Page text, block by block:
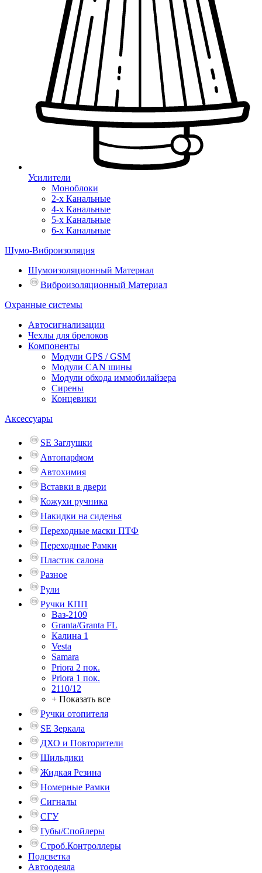
Усилители
Моноблоки
2-х Канальные
4-х Канальные
5-х Канальные
6-х Канальные
Шумо-Виброизоляция
Шумоизоляционный Материал
Виброизоляционный Материал
Охранные системы
Автосигнализации
Чехлы для брелоков
Компоненты
Модули GPS / GSM
Модули CAN шины
Модули обхода иммобилайзера
Сирены
Концевики
Аксессуары
SE Заглушки
Автопарфюм
Автохимия
Вставки в двери
Кожухи ручника
Накидки на сиденья
Переходные маски ПТФ
Переходные Рамки
Пластик салона
Разное
Рули
Ручки КПП
Ваз-2109
Granta/Granta FL
Калина 1
Vesta
Samara
Priora 2 пок.
Priora 1 пок.
2110/12
+ Показать все
Ручки отопителя
SE Зеркала
ДХО и Повторители
Шильдики
Жидкая Резина
Номерные Рамки
Сигналы
СГУ
Губы/Спойлеры
Строб.Контроллеры
Подсветка
Автоодеяла